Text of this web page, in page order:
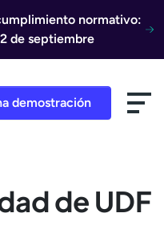
normativo:
de septiembre
demostración
de UDF